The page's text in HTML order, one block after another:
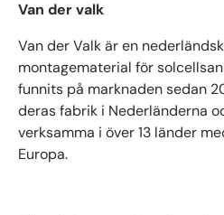
Van der valk
Van der Valk är en
montagematerial för
funnits på marknaden sedan
deras fabrik i Nederländerna
verksamma i över 13 länder
Europa.